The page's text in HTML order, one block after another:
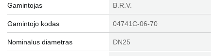
Gamintojas B.R.V.
Gamintojo kodas 04741C-06-70
Nominalus diametras DN25